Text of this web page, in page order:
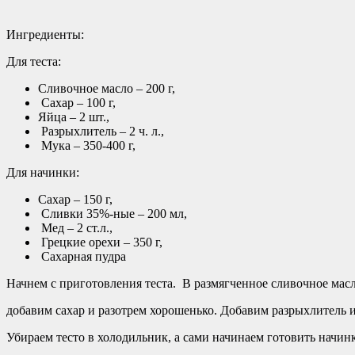
Ингредиенты:
Для теста:
Сливочное масло – 200 г,
Сахар – 100 г,
Яйца – 2 шт.,
Разрыхлитель – 2 ч. л.,
Мука – 350-400 г,
Для начинки:
Сахар – 150 г,
Сливки 35%-ные – 200 мл,
Мед – 2 ст.л.,
Грецкие орехи – 350 г,
Сахарная пудра
Начнем с приготовления теста. В размягченное сливочное
добавим сахар и разотрем хорошенько. Добавим
Убираем тесто в холодильник, а сами начинаем готовить